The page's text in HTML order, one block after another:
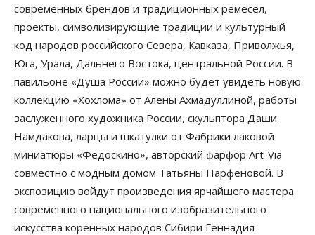
современных брендов и традиционных ремесел,
проекты, символизирующие традиции и культурный
код народов российского Севера, Кавказа, Приволжья,
Юга, Урала, Дальнего Востока, центральной России. В
павильоне «Душа России» можно будет увидеть новую
коллекцию «Хохлома» от Алены Ахмадуллиной, работы
заслуженного художника России, скульптора Даши
Намдакова, ларцы и шкатулки от Фабрики лаковой
миниатюры «Федоскино», авторский фарфор Art-Via
совместно с модным домом Татьяны Парфеновой. В
экспозицию войдут произведения ярчайшего мастера
современного национального изобразительного
искусства коренных народов Сибири Геннадия